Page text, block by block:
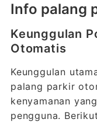
Info palang
Keunggulan
Otomatis
Keunggulan
palang parkir
kenyamanan
pengguna.